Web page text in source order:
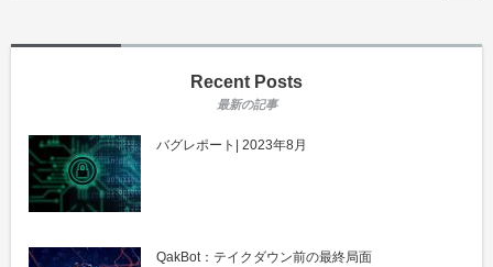
Recent Posts
バグレポート| 2023年8月
QakBot：テイクダウン前の最終局面